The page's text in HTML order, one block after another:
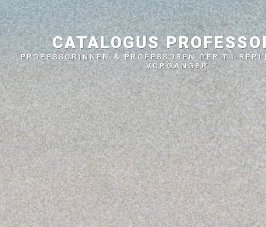
CATALOGUS
PROFESSORINNEN & PROFESSOREN DER TU
VORGÄNGER